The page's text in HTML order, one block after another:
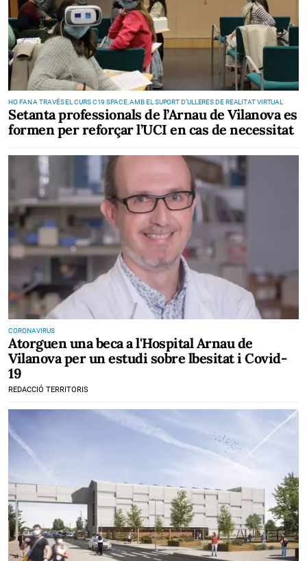
HO FAN A TRAVÉS EL CURS C19 SPACE, AMB EL SUPORT D’ULLERES DE REALITAT VIRTUAL
Setanta professionals de l’Arnau de Vilanova es
formen per reforçar l’UCI en cas de necessitat
CORONAVIRUS
Atorguen una beca a l'Hospital Arnau de
Vilanova per un estudi sobre lbesitat i Covid-
19
REDACCIÓ TERRITORIS